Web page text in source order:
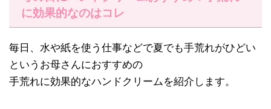
に効果的なのはコレ
毎日、水や紙を使う仕事などで夏でも手荒れがひどい
というお母さんにおすすめの
手荒れに効果的なハンドクリームを紹介します。